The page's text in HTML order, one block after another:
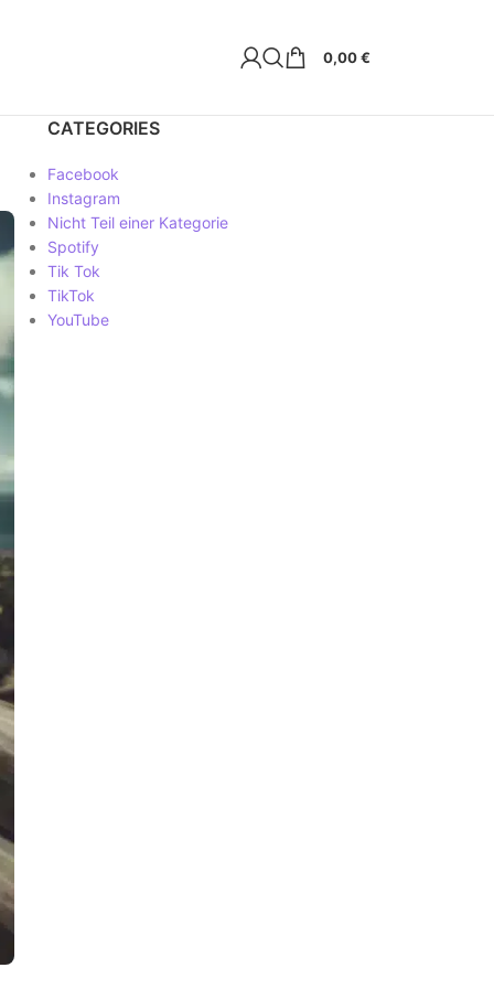
0,00€
CATEGORIES
Facebook
Instagram
Nicht Teil einer Kategorie
Spotify
Tik Tok
TikTok
YouTube